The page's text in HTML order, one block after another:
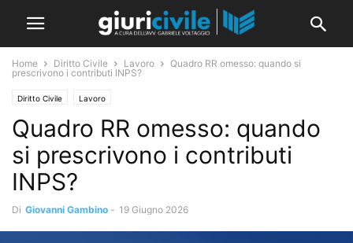
Home Diritto Civile Lavoro
Quadro RR omesso: quando si
prescrivono i contributi INPS?
Diritto Civile Lavoro
Quadro RR omesso: quando
si prescrivono i contributi
INPS?
Di Giovanni Gambino - 19 Giugno 2026